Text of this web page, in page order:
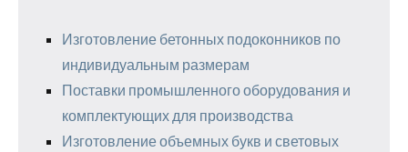
Изготовление бетонных подоконников по
индивидуальным размерам
Поставки промышленного оборудования и
комплектующих для производства
Изготовление объемных букв и световых